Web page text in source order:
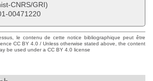
CNRS/GRI)
00471220
le contenu de cette notice bibliographique peut être
CC BY 4.0 / Unless otherwise stated above, the content
be used under a CC BY 4.0 license